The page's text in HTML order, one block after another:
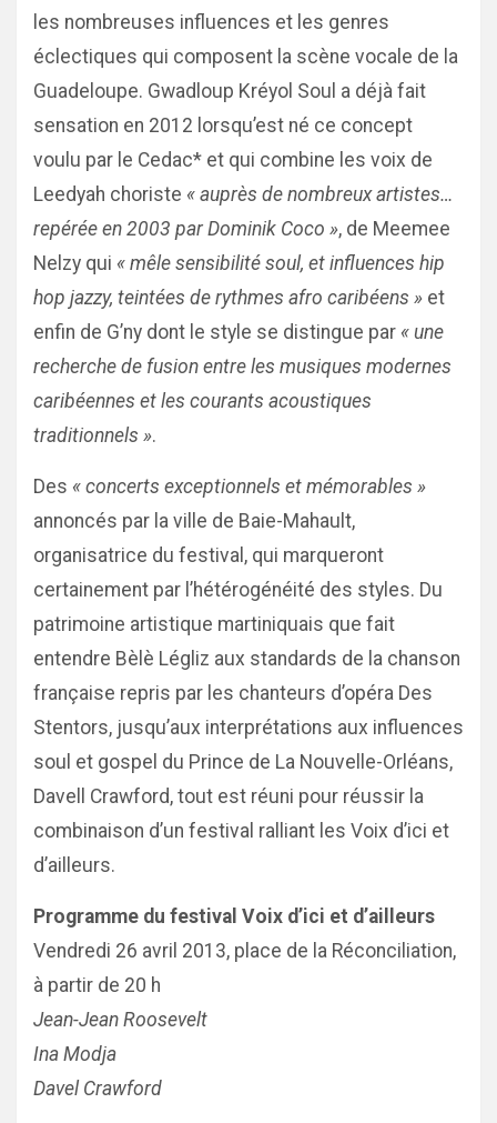
les nombreuses influences et les genres
éclectiques qui composent la scène vocale de la
Guadeloupe. Gwadloup Kréyol Soul a déjà fait
sensation en 2012 lorsqu’est né ce concept
voulu par le Cedac* et qui combine les voix de
Leedyah choriste « auprès de nombreux artistes…
repérée en 2003 par Dominik Coco », de Meemee
Nelzy qui « mêle sensibilité soul, et influences hip
hop jazzy, teintées de rythmes afro caribéens » et
enfin de G’ny dont le style se distingue par « une
recherche de fusion entre les musiques modernes
caribéennes et les courants acoustiques
traditionnels ».
Des « concerts exceptionnels et mémorables »
annoncés par la ville de Baie-Mahault,
organisatrice du festival, qui marqueront
certainement par l’hétérogénéité des styles. Du
patrimoine artistique martiniquais que fait
entendre Bèlè Légliz aux standards de la chanson
française repris par les chanteurs d’opéra Des
Stentors, jusqu’aux interprétations aux influences
soul et gospel du Prince de La Nouvelle-Orléans,
Davell Crawford, tout est réuni pour réussir la
combinaison d’un festival ralliant les Voix d’ici et
d’ailleurs.
Programme du festival Voix d’ici et d’ailleurs
Vendredi 26 avril 2013, place de la Réconciliation,
à partir de 20 h
Jean-Jean Roosevelt
Ina Modja
Davel Crawford